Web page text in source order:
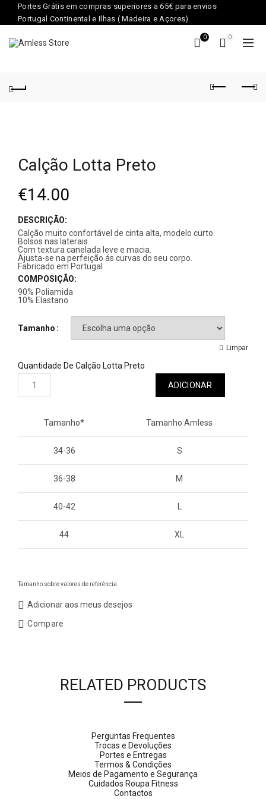
Portes Grátis em compras superiores a 65€ para envios
Portugal Continental e Ilhas ( Madeira e Açores).
0 0
Calção Lotta Preto
€14.00
DESCRIÇÃO:
Calção muito confortável de cinta alta, modelo curto.
Bolsos nas laterais.
Com textura canelada leve e macia.
Ajusta-se na perfeição ás curvas do seu corpo.
Fabricado em Portugal
COMPOSIÇÃO:
90% Poliamida
10% Elastano
Tamanho
Limpar
Quantidade De Calção Lotta Preto
ADICIONAR
Tamanho* Tamanho Amless
34-36 S
36-38 M
40-42
44 XL
Tamanho sobre valores de referência.
Adicionar aos meus desejos
Compare
RELATED PRODUCTS
Perguntas Frequentes
Trocas e Devoluções
Portes e Entregas
Termos & Condições
Meios de Pagamento e Segurança
Cuidados Roupa Fitness
Contactos